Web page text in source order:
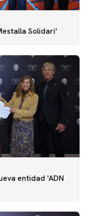
Solidari'
entidad 'ADN